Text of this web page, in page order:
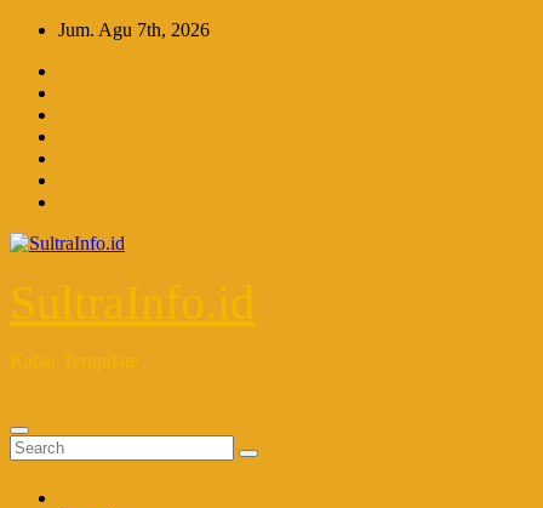
Skip
content
Jum. Agu 7th, 2026
SultraInfo.id
Kabar Terupdate